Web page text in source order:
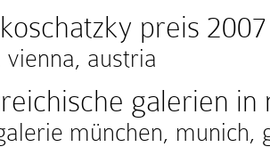
preis 2007
austria
galerien in
münchen, munich,